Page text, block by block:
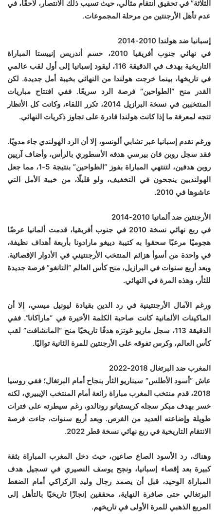
الثلاثة” في تحقيق انتقام مثالي، حيث تسبب ذلك الانتصار، لاحقًا، في
عدم تأهل الأرجنتين من مرحلة المجموعات.
إسبانيا ضد هولندا 2010-2014
في نهائي جنوب أفريقيا 2010، حسم أندريس إنييستا المباراة
التاريخية بهدف في الدقيقة 116، ليقود إسبانيا إلى أول لقب عالمي
في تاريخها، بينما خرجت هولندا من النهائي بخيبة أمل جديدة. لكن
القدر منح “الطواحين” فرصة الرد سريعًا. ففي افتتاح مباريات
المنتخبين في نسخة البرازيل 2014، تكرر اللقاء، وكانت كل الأنظار
تتجه لمعرفة ما إذا كانت هولندا قادرة على تجاوز ذكريات النهائي.
ورغم تقدم إسبانيا عبر تشابي ألونسو، إلا أن الرد الهولندي جاء مدويًا.
فقد سجل روبن فان بيرسي هدفه الأسطوري بالرأس، وأضاف آريين
روبن هدفين، لتنتهي المباراة بفوز “الطواحين” بنتيجة 5-1، مما جعل
الهولنديين ينجحون في التخفيف، ولو قليلًا، من خيبة الأمل التي
عاشوها في 2010.
الأرجنتين ضد ألمانيا 2010-2014
في ربع نهائي نسخة 2010 في جنوب أفريقيا، قدمت ألمانيا عرضًا
هجوميًا مرعبًا سحقوا به كتيبة دييغو مارادونا بأربعة أهداف نظيفة،
في واحدة من أسوأ هزائم المنتخب الأرجنتيني في الأدوار الإقصائية.
وبعد أربع سنوات في البرازيل، منح كأس العالم “التانغو” فرصة جديدة
للثأر، وهذه المرة في النهائي.
ورغم الآمال الأرجنتينية في رد الدين بقيادة ليونيل ميسي، إلا أن
الماكينات الألمانية كانت صاحبة الكلمة الأخيرة في “ماراكانا”. ففي
الدقيقة 113، سجل ماريو غوتزه هدفًا تاريخيًا منح “المانشافت” لقب
كأس العالم، وكرس تفوقه على الأرجنتين للمرة الثانية تواليًا.
المغرب ضد البرتغال 2018-2022
عاش “أسود الأطلس” سيناريو الثأر بنجاح أمام البرتغال؛ ففي روسيا
2018، قدم منتخب المغرب مباراة رائعة أمام المنتخب الإيبيري، لكنه
خسر بهدف مبكر سجله كريستيانو رونالدو، رغم سيطرته على فترات
طويلة وإضاعته العديد من الفرص. وبعد أربع سنوات، جاءت فرصة
الانتقام التاريخية في ربع نهائي نسخة قطر 2022.
وهناك، رد الأسود الصاع صاعين، حيث دخل المغرب المباراة بثقة
كبيرة بعد إقصاء إسبانيا، ونجح يوسف النصيري في تسجيل هدف
المباراة الوحيد، قبل أن يصمد رجال وليد الركراكي أمام الضغط
البرتغالي حتى صافرة النهاية، محققين إنجازًا تاريخيًا بالتأهل إلى
المربع الذهبي للمرة الأولى في تاريخهم.